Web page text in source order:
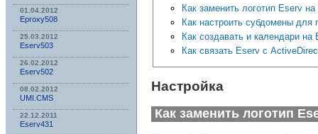
01.04.2012
Eproxy508
25.03.2012
Eserv503
26.02.2012
Eserv502
08.02.2012
UMI.CMS
22.12.2011
Eserv431
Как заменить логотип Eserv на
Как настроить субдомены для
Как создавать и календари на
Как связать Eserv с
Настройка
Как заменить логотип